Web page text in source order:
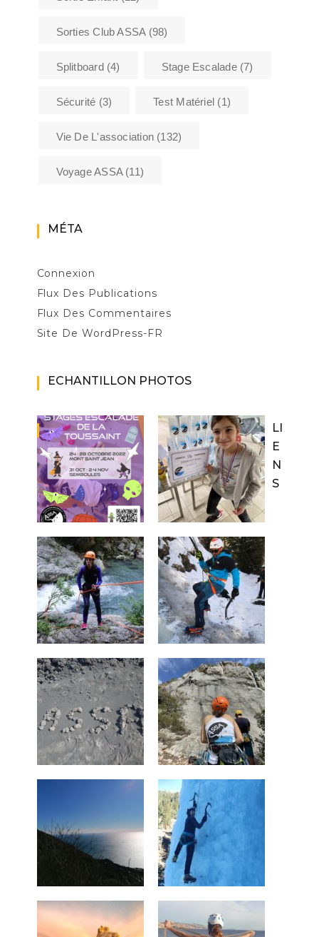
Sorties Club ASSA(98)
Splitboard(4) Stage Escalade(7)
Sécurité (3) Test Matériel (1)
Vie De L'association (132)
Voyage ASSA(11)
MÉTA
Connexion
Flux Des Publications
Flux Des Commentaires
Site De WordPress-FR
ECHANTILLON PHOTOS
LI
E
N
S